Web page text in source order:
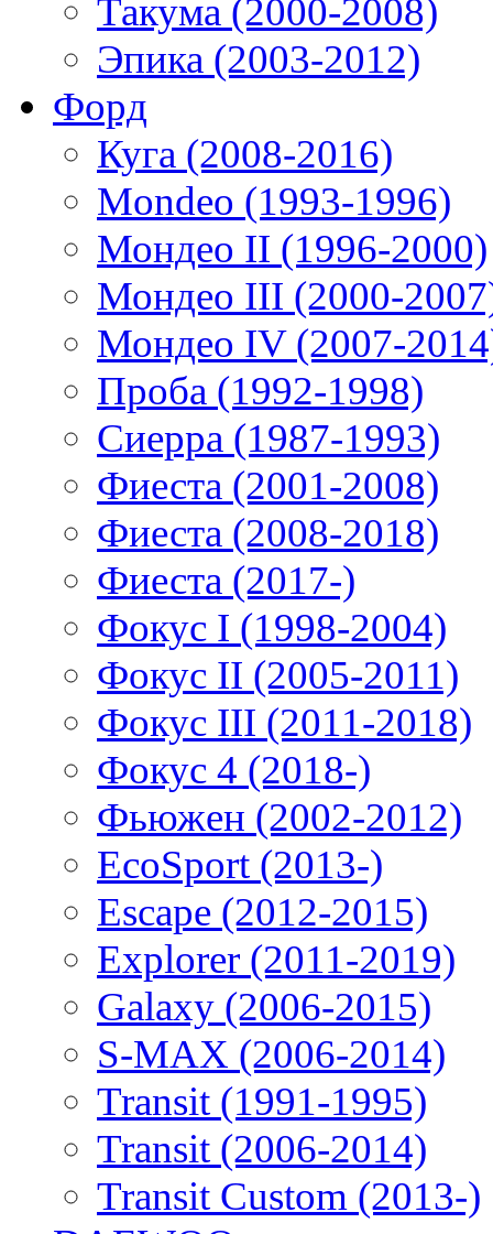
Такума (2000-2008)
Эпика (2003-2012)
Форд
Куга (2008-2016)
Mondeo (1993-1996)
Мондео II (1996-2000)
Мондео III (2000-
Мондео IV (2007-
Проба (1992-1998)
Сиерра (1987-1993)
Фиеста (2001-2008)
Фиеста (2008-2018)
Фиеста (2017-)
Фокус I (1998-2004)
Фокус II (2005-2011)
Фокус III (2011-2018)
Фокус 4 (2018-)
Фьюжен (2002-2012)
EcoSport (2013-)
Escape (2012-2015)
Explorer (2011-2019)
Galaxy (2006-2015)
S-MAX (2006-2014)
Transit (1991-1995)
Transit (2006-2014)
Transit Custom (2013-)